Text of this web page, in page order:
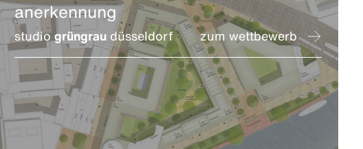
anerkennung
studiogrüngraudüsseldorf zum wettbewerb